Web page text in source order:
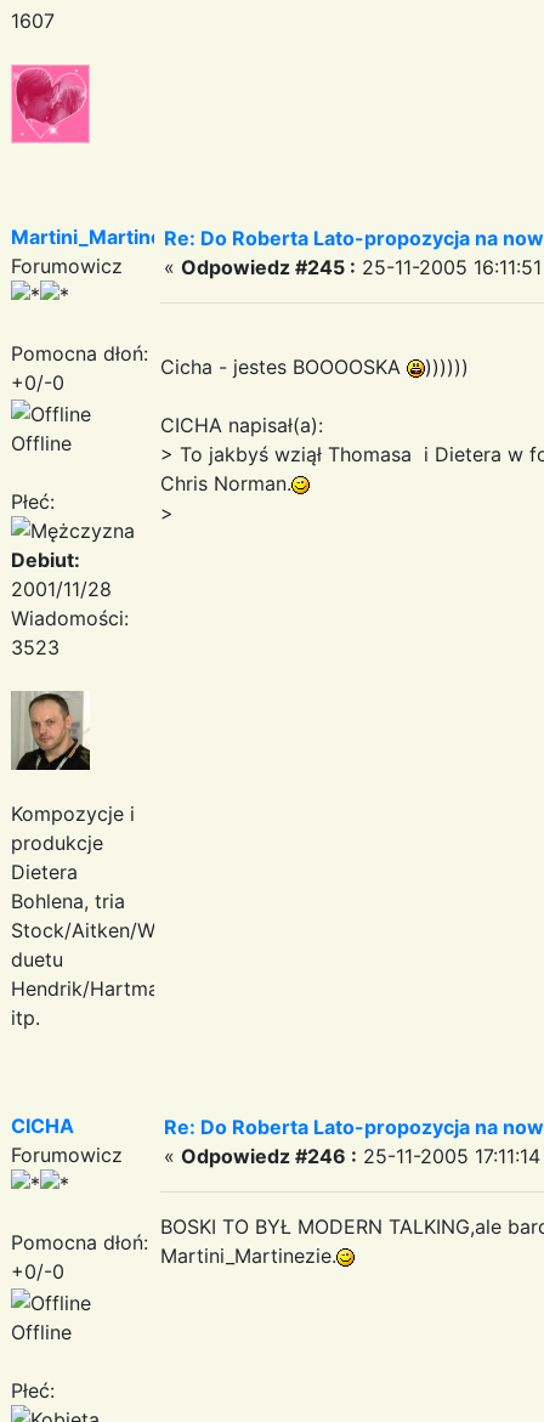
1607
Martini_Martinez
Forumowicz
Pomocna dłoń:
+0/-0
Offline
Płeć:
Debiut:
2001/11/28
Wiadomości:
3523
Kompozycje i
produkcje
Dietera
Bohlena, tria
Stock/Aitken/Waterman,
duetu
Hendrik/Hartmann
itp.
Re: Do Roberta Lato-propozycja na
« Odpowiedz #245 : 25-11-2005
Cicha - jestes BOOOOSKA ))))))
CICHA napisał(a):
> To jakbyś wziął Thomasa i Dietera w
Chris Norman.
>
CICHA
Forumowicz
Pomocna dłoń:
+0/-0
Offline
Płeć:
Re: Do Roberta Lato-propozycja na
« Odpowiedz #246 : 25-11-2005
BOSKI TO BYŁ MODERN TALKING,ale
Martini_Martinezie.